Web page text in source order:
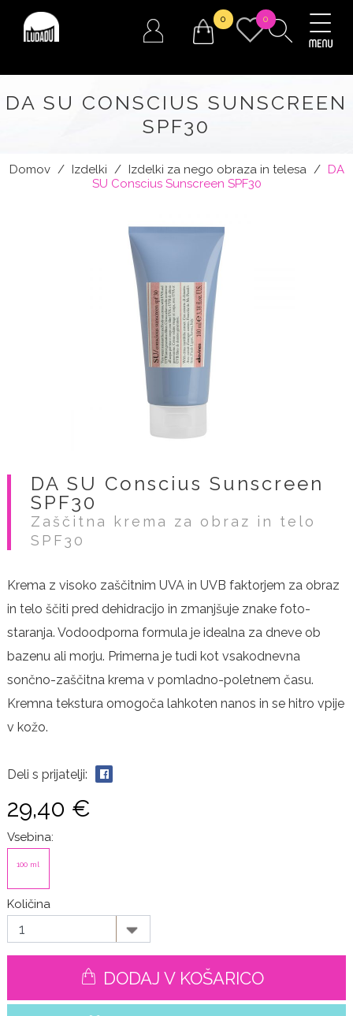
0 0
DA SU CONSCIUS SUNSCREEN
SPF30
Domov / Izdelki / Izdelki za nego obraza in telesa / DA
SU Conscius Sunscreen SPF30
DA SU Conscius Sunscreen
SPF30
Zaščitna krema za obraz in telo
SPF30
Krema z visoko zaščitnim UVA in UVB faktorjem za obraz
in telo ščiti pred dehidracijo in zmanjšuje znake foto-
staranja. Vodoodporna formula je idealna za dneve ob
bazenu ali morju. Primerna je tudi kot vsakodnevna
sončno-zaščitna krema v pomladno-poletnem času.
Kremna tekstura omogoča lahkoten nanos in se hitro vpije
v kožo.
Deli s prijatelji:
29,40 €
Vsebina:
100 ml
Količina
DODAJ V KOŠARICO